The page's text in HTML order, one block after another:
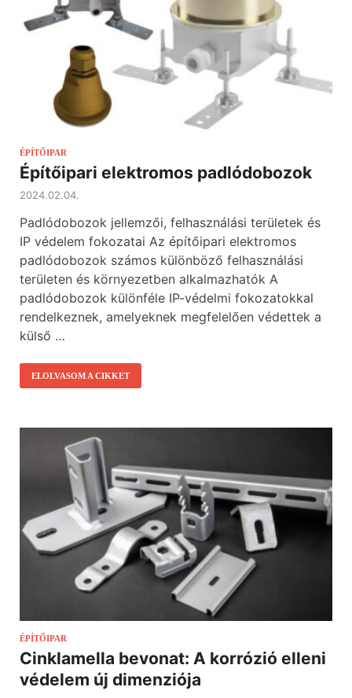
ÉPÍTŐIPAR
Építőipari elektromos padlódobozok
2024.02.04.
Padlódobozok jellemzői, felhasználási területek és
IP védelem fokozatai Az építőipari elektromos
padlódobozok számos különböző felhasználási
területen és környezetben alkalmazhatók A
padlódobozok különféle IP-védelmi fokozatokkal
rendelkeznek, amelyeknek megfelelően védettek a
külső …
ELOLVASOM A CIKKET
ÉPÍTŐIPAR
Cinklamella bevonat: A korrózió elleni
védelem új dimenziója